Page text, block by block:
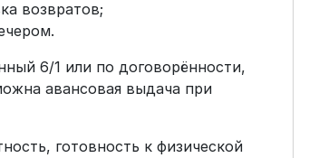
возвратов;
6/1 или по договорённости,
авансовая выдача при
готовность к физической